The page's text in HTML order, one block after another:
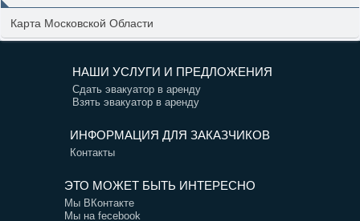
Карта Московской Области
НАШИ УСЛУГИ И ПРЕДЛОЖЕНИЯ
Сдать эвакуатор в аренду
Взять эвакуатор в аренду
ИНФОРМАЦИЯ ДЛЯ ЗАКАЗЧИКОВ
Контакты
ЭТО МОЖЕТ БЫТЬ ИНТЕРЕСНО
Мы ВКонтакте
Мы на fecebook